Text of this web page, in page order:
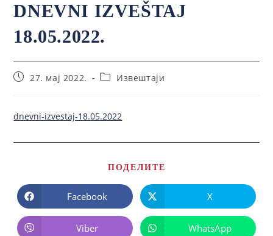
DNEVNI IZVEŠTAJ
18.05.2022.
27. мај 2022. Извештаји
dnevni-izvestaj-18.05.2022
ПОДЕЛИТЕ
Facebook X
Viber WhatsApp